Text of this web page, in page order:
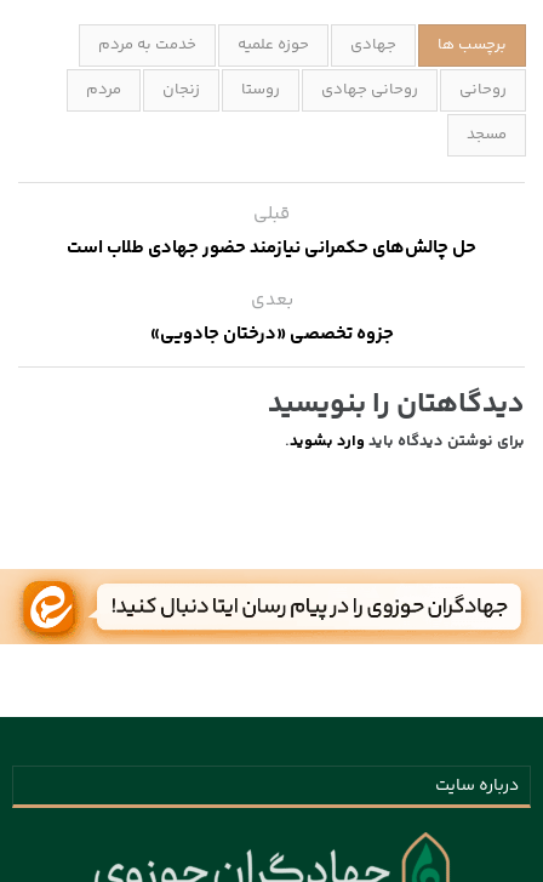
برچسب ها جهادی حوزه علمیه
خدمت به مردم
روحانی
روحانی جهادی روستا زنجان
مردم
مسجد
قبلی
حل چالش‌های حکمرانی نیازمند حضور جهادی طلاب است
بعدی
جزوه تخصصی «درختان جادویی»
دیدگاهتان را بنویسید
برای نوشتن دیدگاه باید وارد بشوید.
درباره سایت